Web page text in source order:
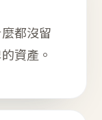
都沒留
資產。